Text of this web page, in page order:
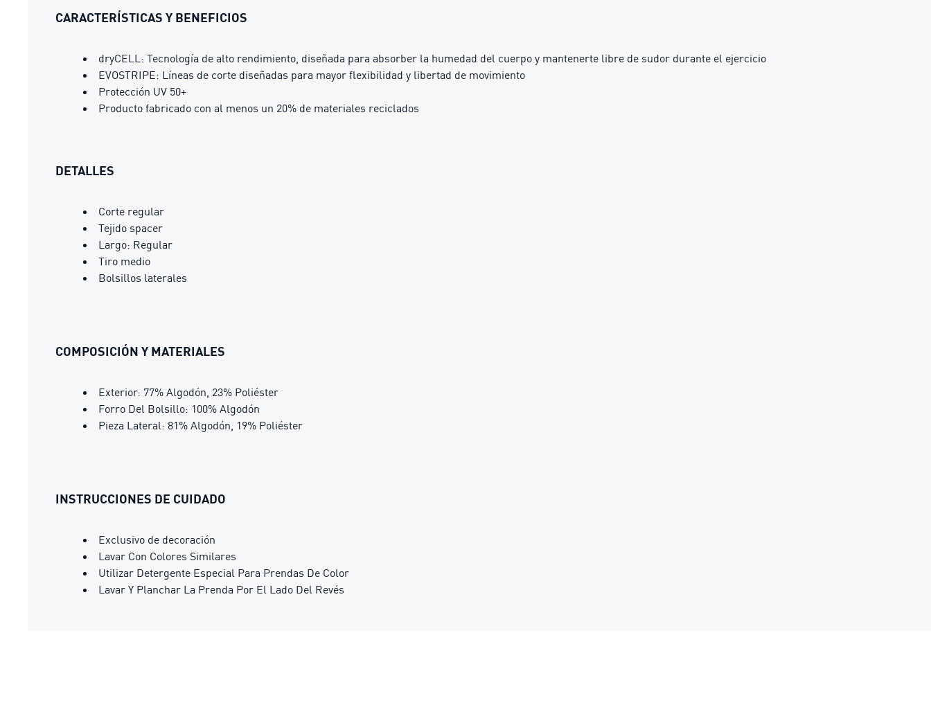
CARACTERÍSTICAS Y BENEFICIOS
dryCELL: Tecnología de alto rendimiento, diseñada para absorber la humedad del cuerpo y mantenerte libre de sudor durante el ejercicio
EVOSTRIPE: Líneas de corte diseñadas para mayor flexibilidad y libertad de movimiento
Protección UV 50+
Producto fabricado con al menos un 20% de materiales reciclados
DETALLES
Corte regular
Tejido spacer
Largo: Regular
Tiro medio
Bolsillos laterales
COMPOSICIÓN Y MATERIALES
Exterior: 77% Algodón, 23% Poliéster
Forro Del Bolsillo: 100% Algodón
Pieza Lateral: 81% Algodón, 19% Poliéster
INSTRUCCIONES DE CUIDADO
Exclusivo de decoración
Lavar Con Colores Similares
Utilizar Detergente Especial Para Prendas De Color
Lavar Y Planchar La Prenda Por El Lado Del Revés